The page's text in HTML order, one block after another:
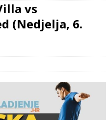
vs
(Nedjelja, 6.